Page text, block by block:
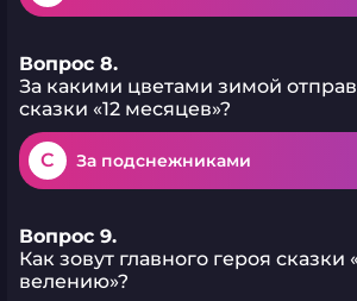
Вопрос 8.
За какими цветами зимой
сказки «12 месяцев»?
C За подснежниками
Вопрос 9.
Как зовут главного героя
велению»?